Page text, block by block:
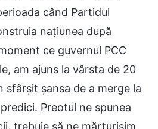
când Partidul
națiunea după
ce guvernul PCC
am ajuns la vârsta de 20
sfârșit șansa de a merge la
Preotul ne spunea
trebuie să ne mărturisim